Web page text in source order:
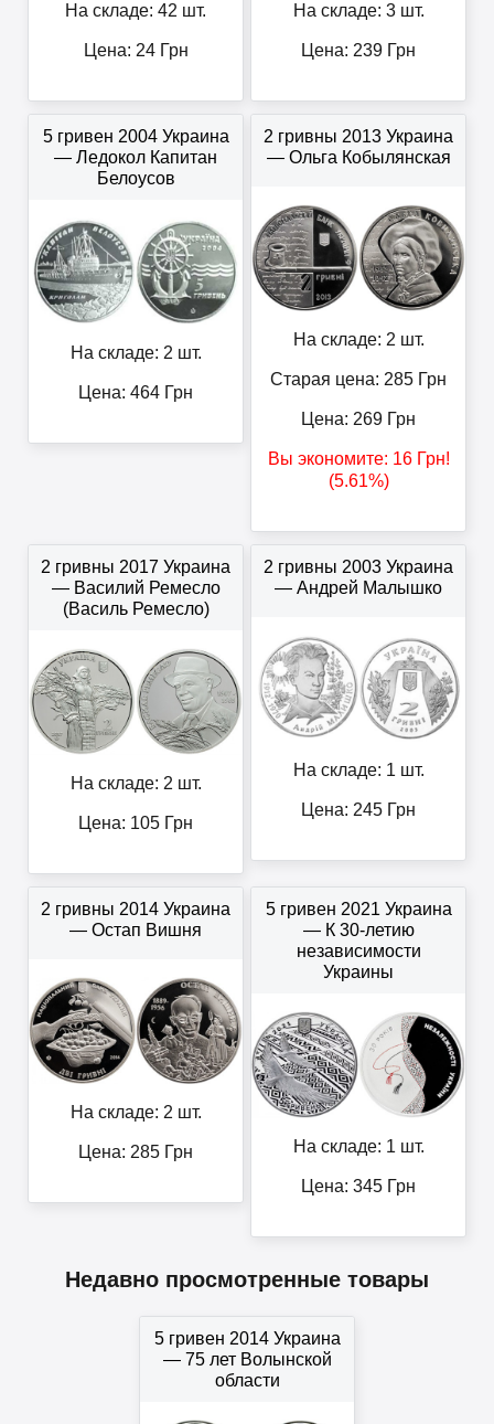
На складе: 42 шт.
Цена: 24Грн
На складе: 3 шт.
Цена: 239 Грн
5 гривен 2004 Украина
— Ледокол Капитан
Белоусов
На складе: 2 шт.
Цена: 464 Грн
2 гривны 2013 Украина
— Ольга Кобылянская
На складе: 2 шт.
Старая цена: 285 Грн
Цена: 269 Грн
Вы экономите: 16Грн!
(5.61%)
2 гривны 2017 Украина
— Василий Ремесло
(Василь Ремесло)
На складе: 2 шт.
Цена: 105 Грн
2 гривны 2003 Украина
— Андрей Малышко
На складе: 1 шт.
Цена: 245 Грн
2 гривны 2014 Украина
— Остап Вишня
На складе: 2 шт.
Цена: 285 Грн
5 гривен 2021 Украина
— К 30-летию
независимости
Украины
На складе: 1 шт.
Цена: 345 Грн
Недавно просмотренные товары
5 гривен 2014 Украина
— 75 лет Волынской
области